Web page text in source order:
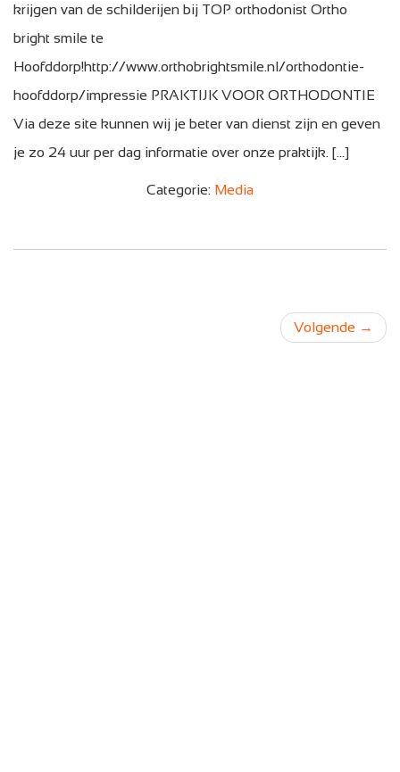
krijgen van de schilderijen bij TOP orthodonist Ortho
bright smile te
Hoofddorp!http://www.orthobrightsmile.nl/orthodontie-
hoofddorp/impressie PRAKTIJK VOOR ORTHODONTIE
Via deze site kunnen wij je beter van dienst zijn en geven
je zo 24 uur per dag informatie over onze praktijk. […]
Categorie: Media
Volgende →